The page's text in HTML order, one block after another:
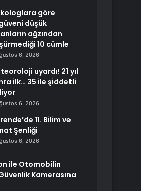
göre
düşük
ağzından
10 cümle
6, 2026
uyardı! 21 yıl
ilk… 35 ile şiddetli
6, 2026
11. Bilim ve
Şenliği
6, 2026
ile Otomobilin
Kamerasına